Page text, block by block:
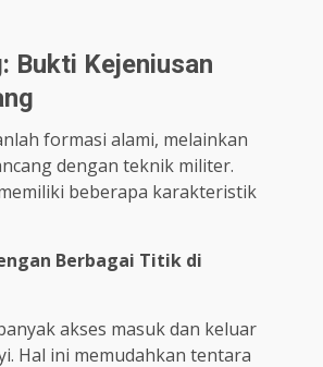
Bukti Kejeniusan
formasi alami, melainkan
dengan teknik militer.
beberapa karakteristik
Berbagai Titik di
akses masuk dan keluar
Hal ini memudahkan tentara